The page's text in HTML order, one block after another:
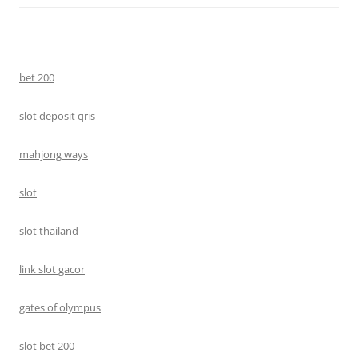
bet 200
slot deposit qris
mahjong ways
slot
slot thailand
link slot gacor
gates of olympus
slot bet 200